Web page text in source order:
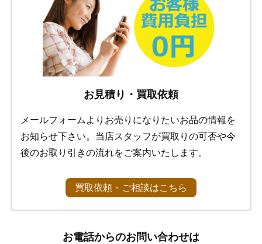
お見積り・買取依頼
メールフォームよりお売りになりたいお品の情報を
お知らせ下さい。当店スタッフが買取りの可否や今
後のお取り引きの流れをご案内いたします。
買取依頼・ご相談はこちら
お電話からのお問い合わせは